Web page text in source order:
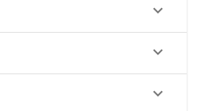
keyboard_arrow_down
keyboard_arrow_down
keyboard_arrow_down